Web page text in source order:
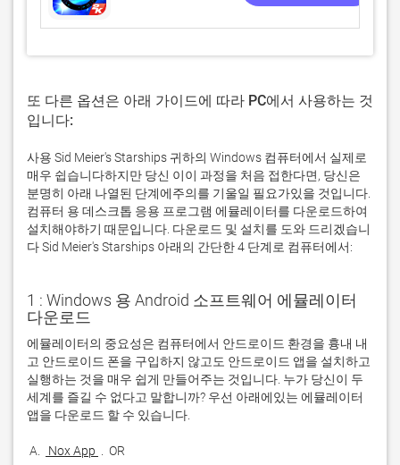
또 다른 옵션은 아래 가이드에 따라 PC에서 사용하는 것
입니다:
사용 Sid Meier's Starships 귀하의 Windows 컴퓨터에서 실제로
매우 쉽습니다하지만 당신 이이 과정을 처음 접한다면, 당신은
분명히 아래 나열된 단계에주의를 기울일 필요가있을 것입니다.
컴퓨터 용 데스크톱 응용 프로그램 에뮬레이터를 다운로드하여
설치해야하기 때문입니다. 다운로드 및 설치를 도와 드리겠습니
다 Sid Meier's Starships 아래의 간단한 4 단계로 컴퓨터에서:
1 : Windows 용 Android 소프트웨어 에뮬레이터
다운로드
에뮬레이터의 중요성은 컴퓨터에서 안드로이드 환경을 흉내 내
고 안드로이드 폰을 구입하지 않고도 안드로이드 앱을 설치하고
실행하는 것을 매우 쉽게 만들어주는 것입니다. 누가 당신이 두
세계를 즐길 수 없다고 말합니까? 우선 아래에있는 에뮬레이터
A. Nox App